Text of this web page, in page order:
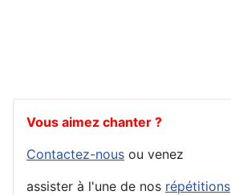
Vous aimez chanter ?
Contactez-nous ou venez
assister à l'une de nos répétitions